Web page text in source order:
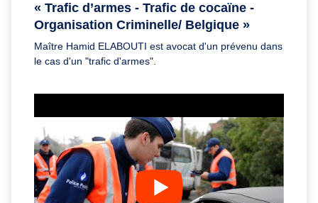
« Trafic d’armes - Trafic de cocaïne -
Organisation Criminelle/ Belgique »
Maître Hamid ELABOUTI est avocat d'un prévenu dans
le cas d'un "trafic d'armes".